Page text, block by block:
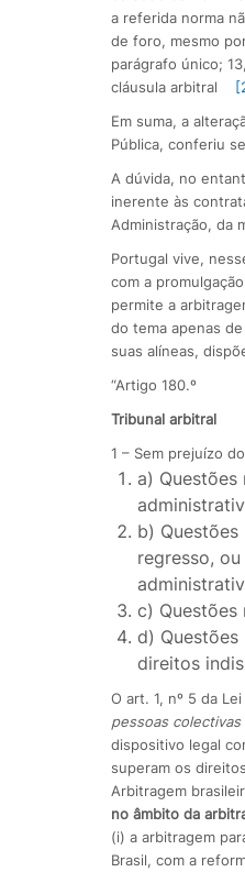
a referida norma
de foro, mesmo
parágrafo único;
cláusula arbitral
Em suma, a
Pública, conferiu
A dúvida, no
inerente às
Administração, da
Portugal vive,
com a
permite a
do tema apenas
suas alíneas,
“Artigo 180.º
Tribunal arbitral
1 – Sem prejuízo
a)
b)
regresso,
c)
d)
direitos
O art. 1, nº 5 da
pessoas
dispositivo legal
superam os
Arbitragem
no âmbito da
(i) a arbitragem
Brasil, com a